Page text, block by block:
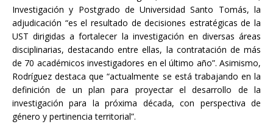
Investigación y Postgrado de Universidad Santo Tomás, la
adjudicación “es el resultado de decisiones estratégicas de la
UST dirigidas a fortalecer la investigación en diversas áreas
disciplinarias, destacando entre ellas, la contratación de más
de 70 académicos investigadores en el último año”. Asimismo,
Rodríguez destaca que “actualmente se está trabajando en la
definición de un plan para proyectar el desarrollo de la
investigación para la próxima década, con perspectiva de
género y pertinencia territorial”.